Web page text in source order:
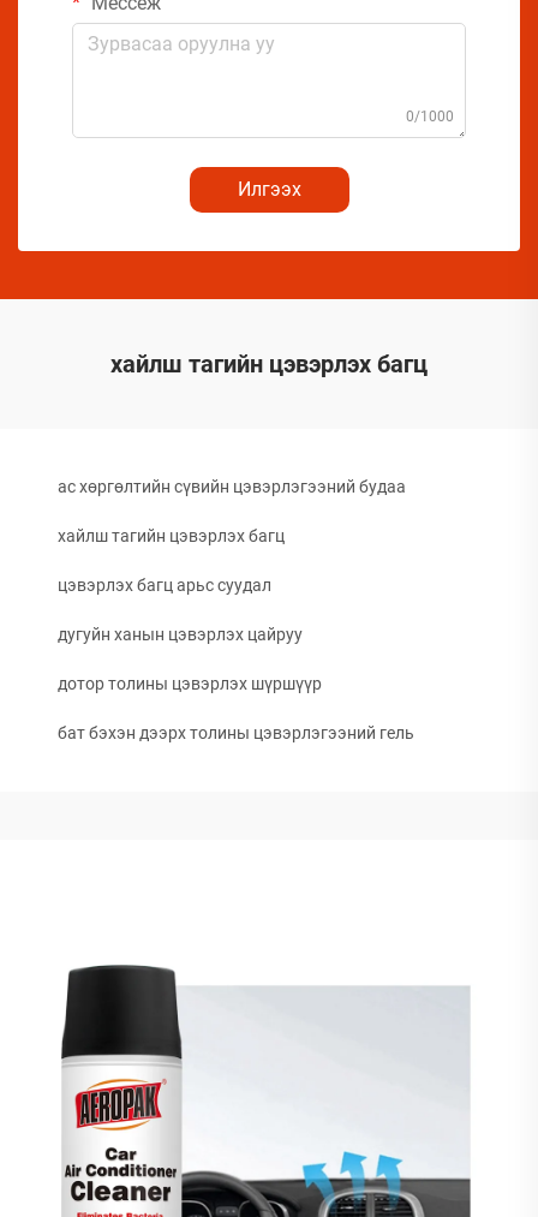
0/1000
Илгээх
хайлш тагийн цэвэрлэх багц
ac хөргөлтийн сүвийн цэвэрлэгээний будаа
хайлш тагийн цэвэрлэх багц
цэвэрлэх багц арьс суудал
дугуйн ханын цэвэрлэх цайруу
дотор толины цэвэрлэх шүршүүр
бат бэхэн дээрх толины цэвэрлэгээний гель